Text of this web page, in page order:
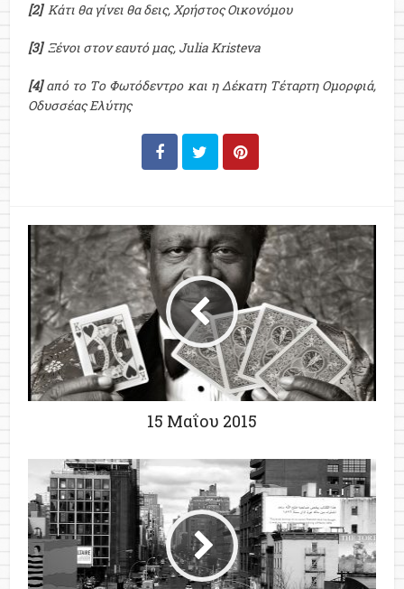
[2]Κάτι θα γίνει θα δεις, Χρήστος Οικονόμου
[3]Ξένοι στον εαυτό μας, Julia Kristeva
[4]από το Tο Φωτόδεντρο και η Δέκατη Tέταρτη Oμορφιά,
Οδυσσέας Ελύτης
15 Μαΐου 2015